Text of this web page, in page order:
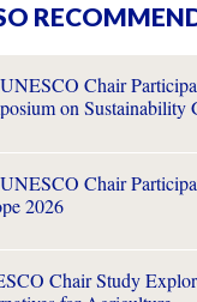
Chair
on Sustainability
Chair
2026
Chair Study